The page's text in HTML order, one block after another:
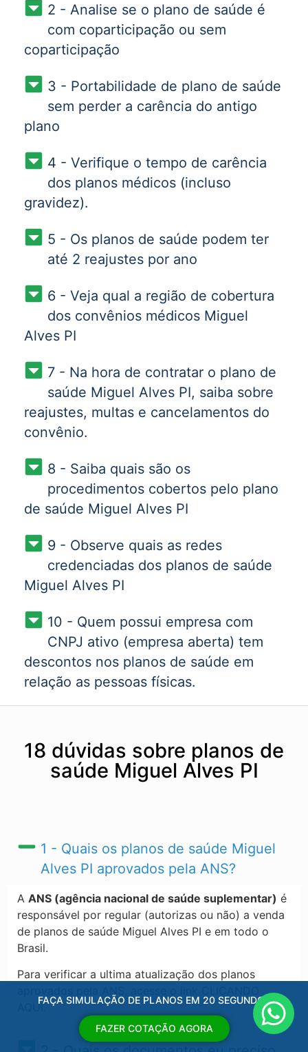
2 - Analise se o plano de saúde é
com coparticipação ou sem
coparticipação
3 - Portabilidade de plano de saúde
sem perder a carência do antigo
plano
4 - Verifique o tempo de carência
dos planos médicos (incluso
gravidez).
5 - Os planos de saúde podem ter
até 2 reajustes por ano
6 - Veja qual a região de cobertura
dos convênios médicos Miguel
Alves PI
7 - Na hora de contratar o plano de
saúde Miguel Alves PI, saiba sobre
reajustes, multas e cancelamentos do
convênio.
8 - Saiba quais são os
procedimentos cobertos pelo plano
de saúde Miguel Alves PI
9 - Observe quais as redes
credenciadas dos planos de saúde
Miguel Alves PI
10 - Quem possui empresa com
CNPJ ativo (empresa aberta) tem
descontos nos planos de saúde em
relação as pessoas físicas.
18 dúvidas sobre planos de
saúde Miguel Alves PI
1 - Quais os planos de saúde Miguel
Alves PI​ aprovados pela ANS?
A ANS (agência nacional de saúde suplementar) é
responsável por regular (autorizas ou não) a venda
de planos de saúde Miguel Alves PI​ e em todo o
Brasil.
Para verificar a ultima atualização dos planos
aprovados pela ANS, acesse o link CLICANDO
AQUI.
FAÇA SIMULAÇÃO DE PLANOS EM 20 SEGUNDOS
FAZER COTAÇÃO AGORA